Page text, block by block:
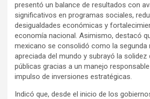
presentó un balance de resultados con
significativos en programas sociales,
desigualdades económicas y
economía nacional. Asimismo, destacó
mexicano se consolidó como la segunda
apreciada del mundo y subrayó la solidez
públicas gracias a un manejo
impulso de inversiones estratégicas.
Indicó que, desde el inicio de los